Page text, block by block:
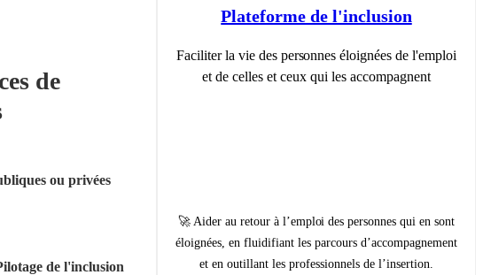
de
ou privées
de l'inclusion
Plateforme de l'inclusion
Faciliter la vie des personnes éloignées de l'emploi
et de celles et ceux qui les accompagnent
🚀 Aider au retour à l’emploi des personnes qui en sont
éloignées, en fluidifiant les parcours d’accompagnement
et en outillant les professionnels de l’insertion.